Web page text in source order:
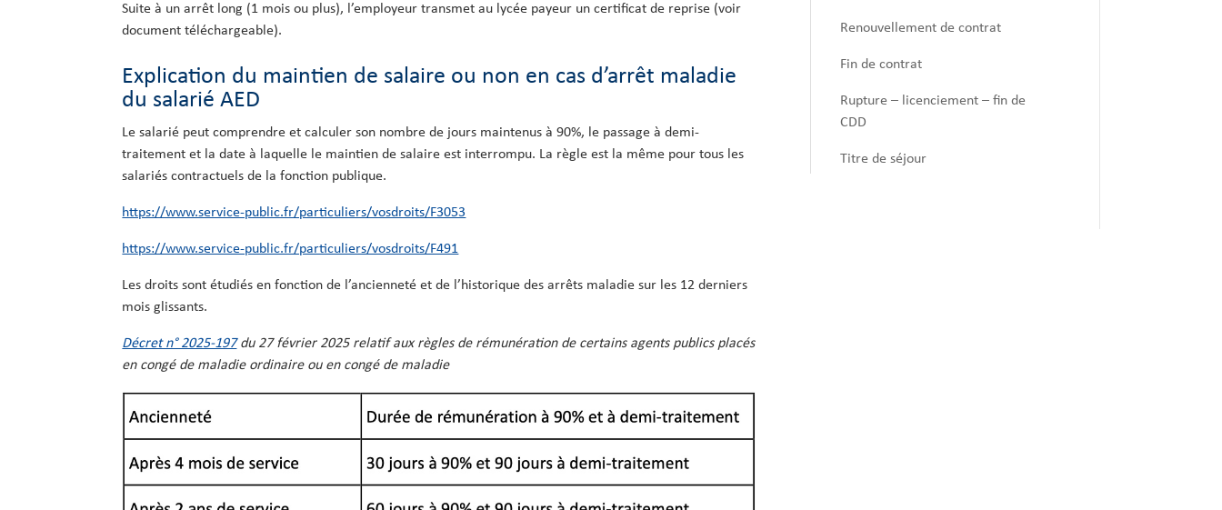
Suite à un arrêt long (1 mois ou plus), l’employeur transmet au lycée payeur un certificat de reprise (voir
document téléchargeable).
Explication du maintien de salaire ou non en cas d’arrêt maladie
du salarié AED
Le salarié peut comprendre et calculer son nombre de jours maintenus à 90%, le passage à demi-
traitement et la date à laquelle le maintien de salaire est interrompu. La règle est la même pour tous les
salariés contractuels de la fonction publique.
https://www.service-public.fr/particuliers/vosdroits/F3053
https://www.service-public.fr/particuliers/vosdroits/F491
Les droits sont étudiés en fonction de l’ancienneté et de l’historique des arrêts maladie sur les 12 derniers
mois glissants.
Décret n° 2025-197du 27 février 2025 relatif aux règles de rémunération de certains agents publics placés
en congé de maladie ordinaire ou en congé de maladie
Renouvellement de contrat
Fin de contrat
Rupture – licenciement – fin de
CDD
Titre de séjour